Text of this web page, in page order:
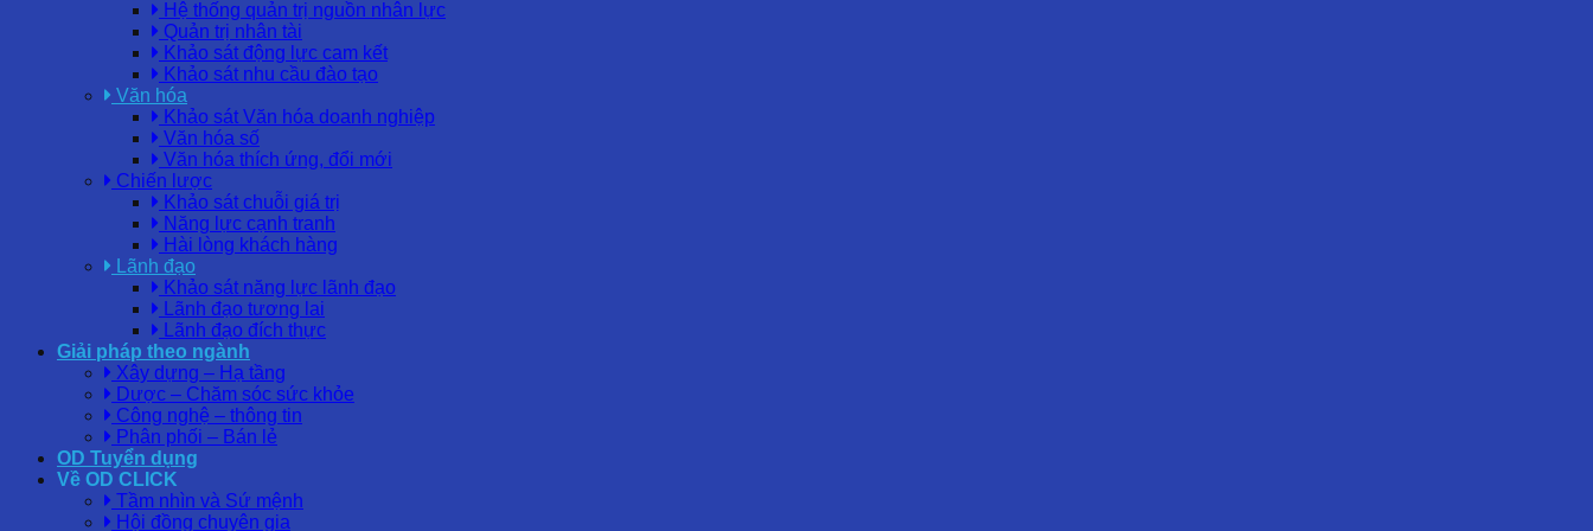
Hệ thống quản trị nguồn nhân lực
Quản trị nhân tài
Khảo sát động lực cam kết
Khảo sát nhu cầu đào tạo
Văn hóa
Khảo sát Văn hóa doanh nghiệp
Văn hóa số
Văn hóa thích ứng, đổi mới
Chiến lược
Khảo sát chuỗi giá trị
Năng lực cạnh tranh
Hài lòng khách hàng
Lãnh đạo
Khảo sát năng lực lãnh đạo
Lãnh đạo tương lai
Lãnh đạo đích thực
Giải pháp theo ngành
Xây dựng – Hạ tầng
Dược – Chăm sóc sức khỏe
Công nghệ – thông tin
Phân phối – Bán lẻ
OD Tuyển dụng
Về OD CLICK
Tầm nhìn và Sứ mệnh
Hội đồng chuyên gia